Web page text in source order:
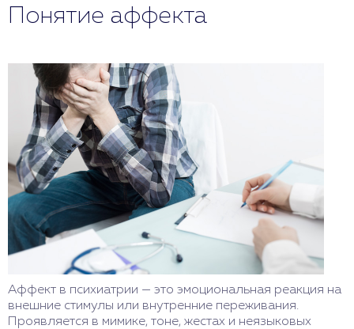
Понятие аффекта
Аффект в психиатрии — это эмоциональная реакция на
внешние стимулы или внутренние переживания.
Проявляется в мимике, тоне, жестах и неязыковых